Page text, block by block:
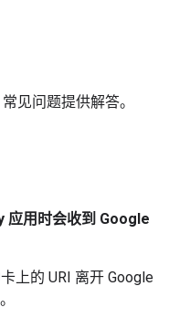
见问题提供解答。
应用时会收到 Google
上的 URI 离开 Google